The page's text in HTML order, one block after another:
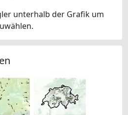
unterhalb der Grafik um